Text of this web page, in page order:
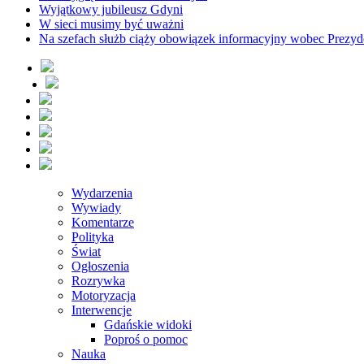
Wyjątkowy jubileusz Gdyni
W sieci musimy być uważni
Na szefach służb ciąży obowiązek informacyjny wobec
Wydarzenia
Wywiady
Komentarze
Polityka
Świat
Ogłoszenia
Rozrywka
Motoryzacja
Interwencje
Gdańskie widoki
Poproś o pomoc
Nauka